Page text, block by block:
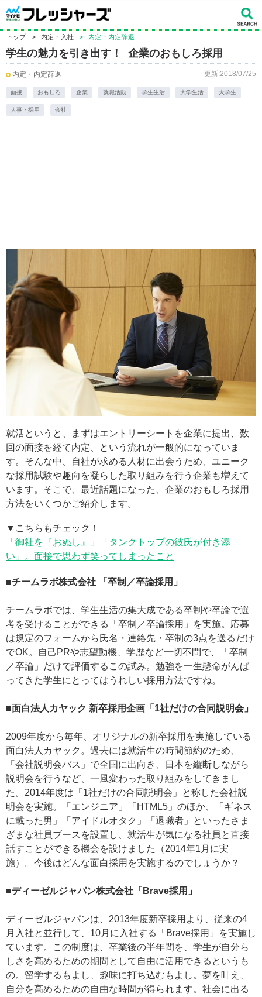
トップ > 内定・入社 > 内定・内定辞退
学生の魅力を引き出す！ 企業のおもしろ採用
内定・内定辞退 更新:2018/07/25
面接 おもしろ 企業 就職活動 学生生活 大学生活 大学生
人事・採用 会社
就活というと、まずはエントリーシートを企業に提出、数
回の面接を経て内定、という流れが一般的になっていま
す。そんな中、自社が求める人材に出会うため、ユニーク
な採用試験や趣向を凝らした取り組みを行う企業も増えて
います。そこで、最近話題になった、企業のおもしろ採用
方法をいくつかご紹介します。
▼こちらもチェック！
「御社を『おぬし』」「タンクトップの彼氏が付き添
い」。面接で思わず笑ってしまったこと
■チームラボ株式会社 「卒制／卒論採用」
チームラボでは、学生生活の集大成である卒制や卒論で選
考を受けることができる「卒制／卒論採用」を実施。応募
は規定のフォームから氏名・連絡先・卒制の3点を送るだけ
でOK。自己PRや志望動機、学歴など一切不問で、「卒制
／卒論」だけで評価するこの試み。勉強を一生懸命がんば
ってきた学生にとってはうれしい採用方法ですね。
■面白法人カヤック 新卒採用企画「1社だけの合同説明会」
2009年度から毎年、オリジナルの新卒採用を実施している
面白法人カヤック。過去には就活生の時間節約のため、
「会社説明会バス」で全国に出向き、日本を縦断しながら
説明会を行うなど、一風変わった取り組みをしてきまし
た。2014年度は「1社だけの合同説明会」と称した会社説
明会を実施。「エンジニア」「HTML5」のほか、「ギネス
に載った男」「アイドルオタク」「退職者」といったさま
ざまな社員ブースを設置し、就活生が気になる社員と直接
話すことができる機会を設けました（2014年1月に実
施）。今後はどんな面白採用を実施するのでしょうか？
■ディーゼルジャパン株式会社「Brave採用」
ディーゼルジャパンは、2013年度新卒採用より、従来の4
月入社と並行して、10月に入社する「Brave採用」を実施し
ています。この制度は、卒業後の半年間を、学生が自分ら
しさを高めるための期間として自由に活用できるというも
の。留学するもよし、趣味に打ち込むもよし。夢を叶え、
自分を高めるための自由な時間が得られます。社会に出る